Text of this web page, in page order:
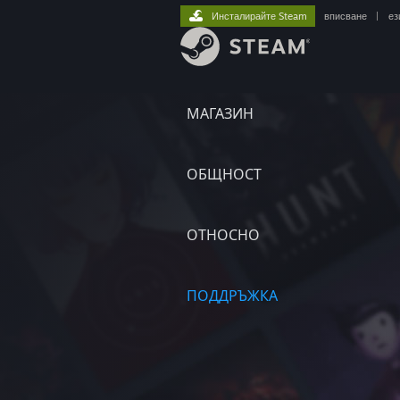
МАГАЗИН
ОБЩНОСТ
ОТНОСНО
ПОДДРЪЖКА
Инсталирайте Steam вписване